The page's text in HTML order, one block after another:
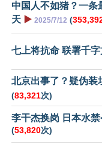
中国人不如猪？一条
天 ▶️ 2025/7/12 (
七上将抗命 联署千
北京出事了？疑伪装
(83,321次)
李干杰换岗 日本水
(53,820次)